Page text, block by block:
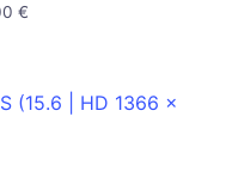
€